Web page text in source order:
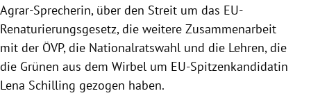
Agrar-Sprecherin, über den Streit um das EU-
Renaturierungsgesetz, die weitere Zusammenarbeit
mit der ÖVP, die Nationalratswahl und die Lehren, die
die Grünen aus dem Wirbel um EU-Spitzenkandidatin
Lena Schilling gezogen haben.